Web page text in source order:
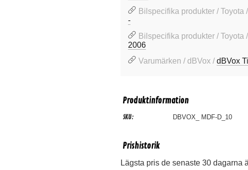
Bilspecifika produkter / Toyota
-
Bilspecifika produkter / Toyota
2006
Varumärken / dBVox /dBVox
Produktinformation
SKU: DBVOX_ MDF-D_10
Prishistorik
Lägsta pris de senaste 30 dagarna